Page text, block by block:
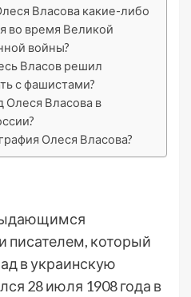
Власова какие-либо
во время Великой
войны?
Власов решил
с фашистами?
Олеся Власова в
Олеся Власова?
писателем, который
в украинскую
28 июля 1908 года в